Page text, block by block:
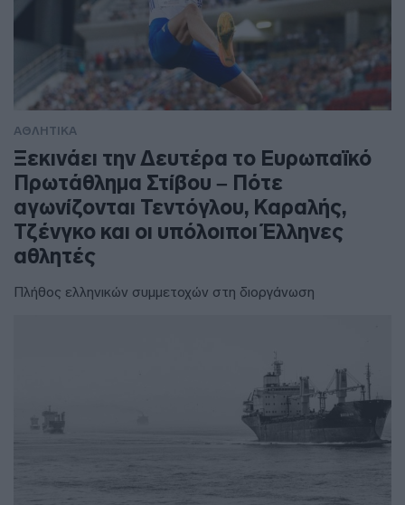
ΑΘΛΗΤΙΚΑ
Ξεκινάει την Δευτέρα το Ευρωπαϊκό
Πρωτάθλημα Στίβου – Πότε
αγωνίζονται Τεντόγλου, Καραλής,
Τζένγκο και οι υπόλοιποι Έλληνες
αθλητές
Πλήθος ελληνικών συμμετοχών στη διοργάνωση